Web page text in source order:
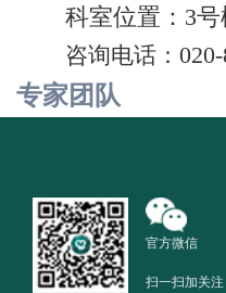
科室位置：3
咨询电话：
专家团队
官方微信
扫一扫加关注